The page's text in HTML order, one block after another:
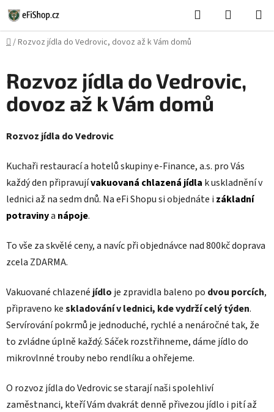
Přejít
na
obsah
Hledat
KOŠÍK
Domů
/Rozvoz jídla do Vedrovic, dovoz až k Vám domů
Rozvoz jídla do Vedrovic,
dovoz až k Vám domů
Rozvoz jídla do Vedrovic
Kuchaři restaurací a hotelů skupiny e-Finance, a.s. pro Vás
každý den připravujívakuovaná chlazená jídla k uskladnění v
lednici až na sedm dnů. Na eFi Shopu si objednáte i základní
potravinya nápoje.
To vše za skvělé ceny, a navíc při objednávce nad 800kč doprava
zcela ZDARMA.
Vakuované chlazené jídlo je zpravidla baleno po dvou porcích,
připraveno keskladování v lednici, kde vydrží celý týden.
Servírování pokrmů je jednoduché, rychlé a nenáročné tak, že
to zvládne úplně každý. Sáček rozstřihneme, dáme jídlo do
mikrovlnné trouby nebo rendlíku a ohřejeme.
O rozvoz jídla do Vedrovic se starají naši spolehliví
zaměstnanci, kteří Vám dvakrát denně přivezou jídlo i pití až